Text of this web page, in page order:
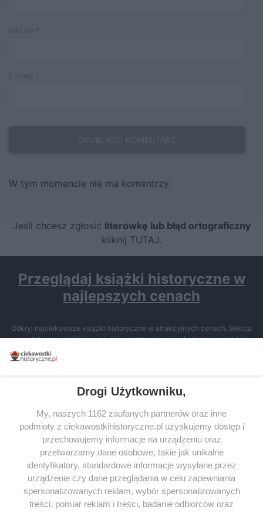
W tym momencie nie ma komentrzy.
Jeśli chcesz zgłosić literówkę lub błąd ortograficzny
kliknij TUTAJ.
Przeglądaj książki historyczne w
najlepszych cenach
Odkryj najciekawsze książki historyczne w atrakcyjnych cenach. Sekcja
powstała we współpracy z Lubimyczytac.pl, największą społecznością
miłośników literatury w Polsce – dzięki temu możesz wybierać spośród
tytułów najwyżej ocenianych przez czytelników.
SERWIS
SPOŁECZNOŚĆ
WSPÓŁPRACA
KONTAKT
Drogi Użytkowniku,
My, naszych 1162 zaufanych partnerów oraz inne
podmioty z ciekawostkihistoryczne.pl uzyskujemy dostęp i
przechowujemy informacje na urządzeniu oraz
przetwarzamy dane osobowe, takie jak unikalne
identyfikatory, standardowe informacje wysyłane przez
urządzenie czy dane przeglądania w celu zapewniania
spersonalizowanych reklam, wybór spersonalizowanych
treści, pomiar reklam i treści, badanie odbiorców oraz